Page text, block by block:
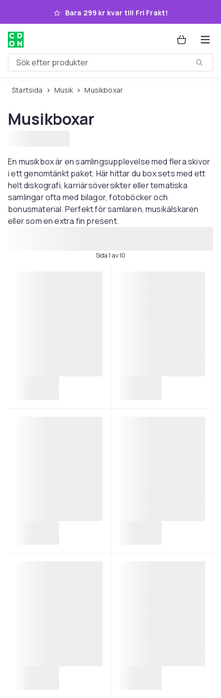
Hoppa till huvudinnehållet
Bara 299 kr kvar till Fri Frakt!
Sök efter produkter
Startsida Musik Musikboxar
Musikboxar
En musikbox är en samlingsupplevelse med flera skivor
i ett genomtänkt paket. Här hittar du box sets med ett
helt diskografi, karriärsöversikter eller tematiska
samlingar ofta med bilagor, fotoböcker och
bonusmaterial. Perfekt för samlaren, musikälskaren
eller som en extra fin present.
Sida 1 av 10